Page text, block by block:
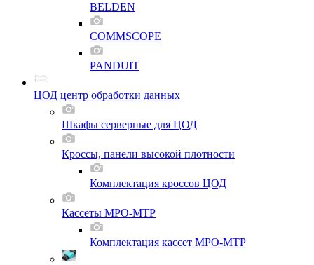
BELDEN
COMMSCOPE
PANDUIT
ЦОД центр обработки данных
Шкафы серверные для ЦОД
Кроссы, панели высокой плотности
Комплектация кроссов ЦОД
Кассеты MPO-MTP
Комплектация кассет MPO-MTP